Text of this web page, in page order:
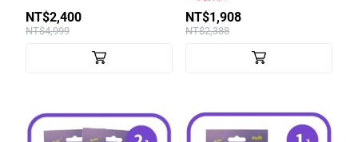
Facebook粉絲專頁
Youtube
NT$2,400
NT$4,999
NT$1,908
NT$2,388